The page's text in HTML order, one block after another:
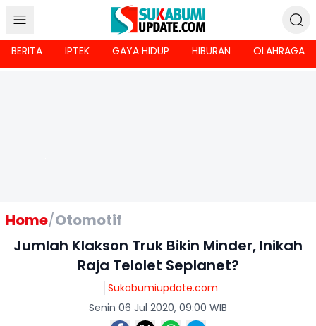
BERITA IPTEK GAYA HIDUP HIBURAN OLAHRAGA
Home/Otomotif
Jumlah Klakson Truk Bikin Minder, Inikah
Raja Telolet Seplanet?
Sukabumiupdate.com
Senin 06 Jul 2020, 09:00 WIB